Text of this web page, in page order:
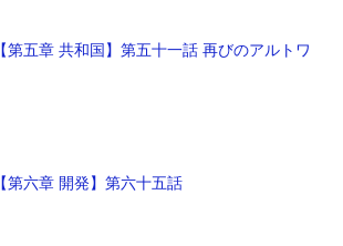
【第五章 共和国】第五十一話 再びのアルトワ
【第六章 開発】第六十五話